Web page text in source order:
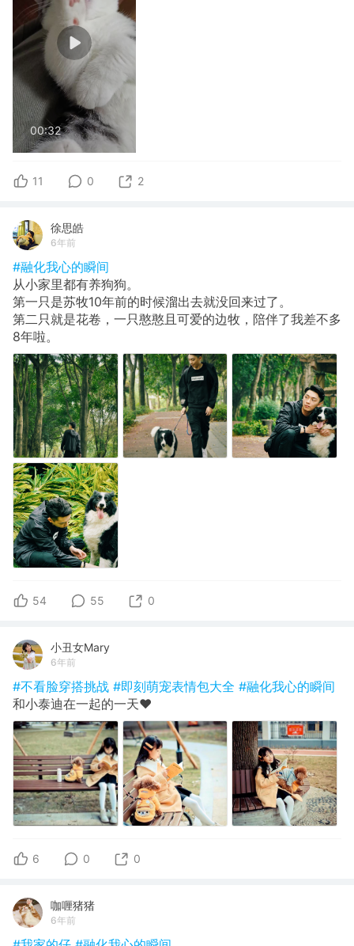
00:32
11 0 2
徐思皓
6年前
#融化我心的瞬间
从小家里都有养狗狗。
第一只是苏牧10年前的时候溜出去就没回来过了。
第二只就是花卷，一只憨憨且可爱的边牧，陪伴了我差不多
8年啦。
54 55 0
小丑女Mary
6年前
#不看脸穿搭挑战 #即刻萌宠表情包大全 #融化我心的瞬间
和小泰迪在一起的一天❤️
6 0 0
咖喱猪猪
6年前